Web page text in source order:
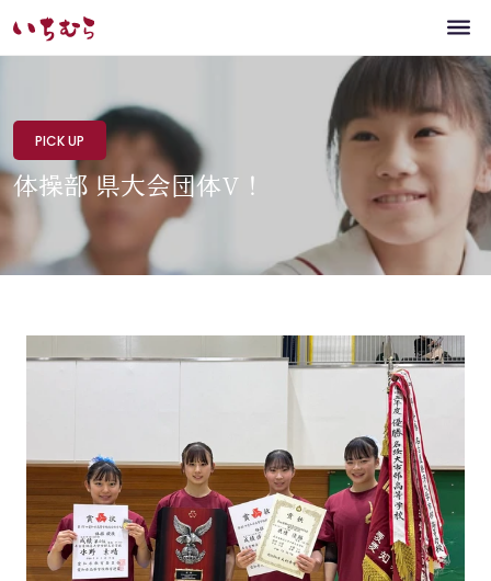
PICK UP
体操部 県大会団体V！